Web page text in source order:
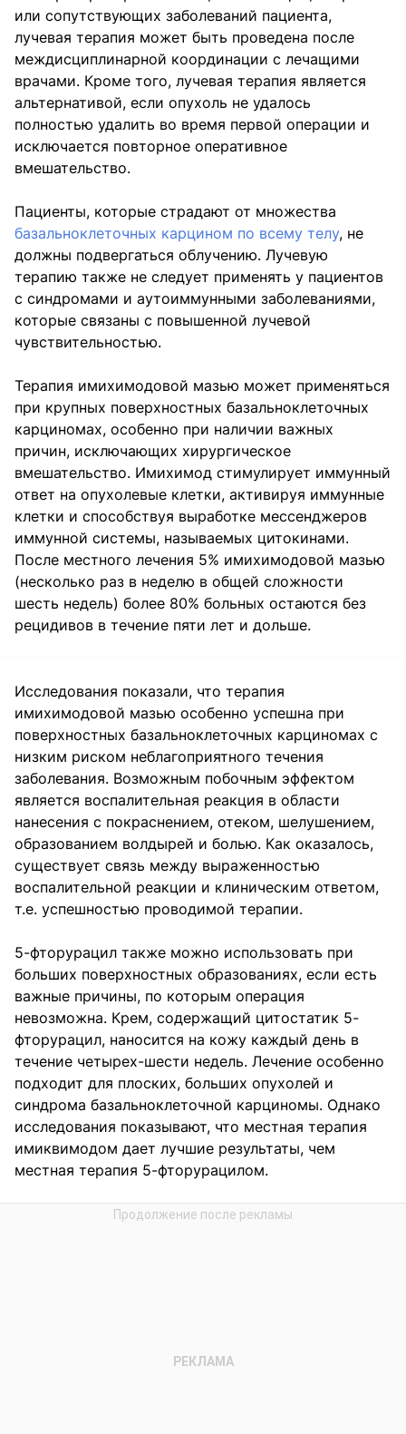
или сопутствующих заболеваний пациента,
лучевая терапия может быть проведена после
междисциплинарной координации с лечащими
врачами. Кроме того, лучевая терапия является
альтернативой, если опухоль не удалось
полностью удалить во время первой операции и
исключается повторное оперативное
вмешательство.
Пациенты, которые страдают от множества
базальноклеточных карцином по всему телу, не
должны подвергаться облучению. Лучевую
терапию также не следует применять у пациентов
с синдромами и аутоиммунными заболеваниями,
которые связаны с повышенной лучевой
чувствительностью.
Терапия имихимодовой мазью может применяться
при крупных поверхностных базальноклеточных
карциномах, особенно при наличии важных
причин, исключающих хирургическое
вмешательство. Имихимод стимулирует иммунный
ответ на опухолевые клетки, активируя иммунные
клетки и способствуя выработке мессенджеров
иммунной системы, называемых цитокинами.
После местного лечения 5% имихимодовой мазью
(несколько раз в неделю в общей сложности
шесть недель) более 80% больных остаются без
рецидивов в течение пяти лет и дольше.
Исследования показали, что терапия
имихимодовой мазью особенно успешна при
поверхностных базальноклеточных карциномах с
низким риском неблагоприятного течения
заболевания. Возможным побочным эффектом
является воспалительная реакция в области
нанесения с покраснением, отеком, шелушением,
образованием волдырей и болью. Как оказалось,
существует связь между выраженностью
воспалительной реакции и клиническим ответом,
т.е. успешностью проводимой терапии.
5-фторурацил также можно использовать при
больших поверхностных образованиях, если есть
важные причины, по которым операция
невозможна. Крем, содержащий цитостатик 5-
фторурацил, наносится на кожу каждый день в
течение четырех-шести недель. Лечение особенно
подходит для плоских, больших опухолей и
синдрома базальноклеточной карциномы. Однако
исследования показывают, что местная терапия
имиквимодом дает лучшие результаты, чем
местная терапия 5-фторурацилом.